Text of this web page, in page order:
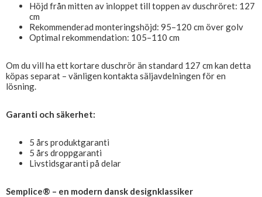
Höjd från mitten av inloppet till toppen av duschröret: 127
cm
Rekommenderad monteringshöjd: 95–120 cm över golv
Optimal rekommendation: 105–110 cm
Om du vill ha ett kortare duschrör än standard 127 cm kan detta
köpas separat – vänligen kontakta säljavdelningen för en
lösning.
Garanti och säkerhet:
5 års produktgaranti
5 års droppgaranti
Livstidsgaranti på delar
Semplice® – en modern dansk designklassiker